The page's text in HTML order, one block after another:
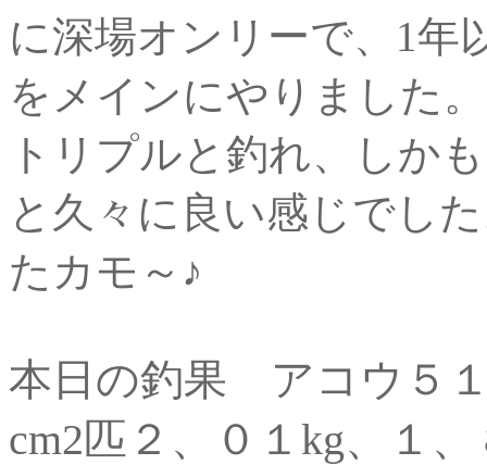
に深場オンリーで、1年
をメインにやりました
トリプルと釣れ、しか
と久々に良い感じでし
たカモ～♪
本日の釣果 アコウ５
cm2匹２、０１kg、１